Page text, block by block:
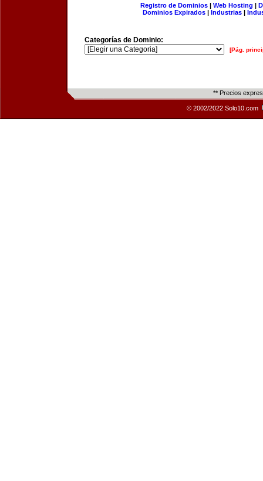
Registro de Dominios| Web Hosting |
Dominios Expirados | Industrias |
Categorías de Dominio:
[Pág.
** Precios
© 2002/2022 Solo10.com